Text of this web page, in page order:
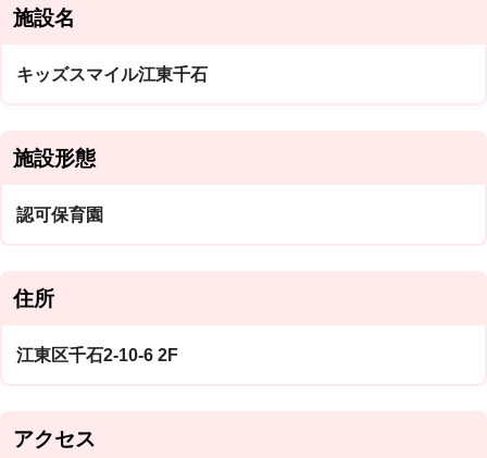
施設名
キッズスマイル江東千石
施設形態
認可保育園
住所
江東区千石2-10-6 2F
アクセス